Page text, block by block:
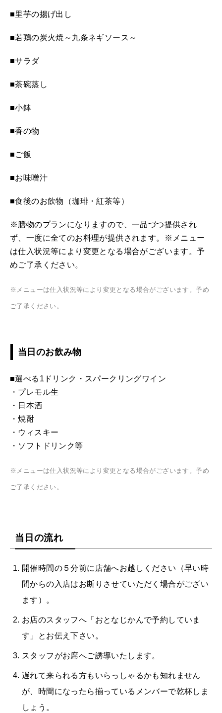
■里芋の揚げ出し
■若鶏の炭火焼～九条ネギソース～
■サラダ
■茶碗蒸し
■小鉢
■香の物
■ご飯
■お味噌汁
■食後のお飲物（珈琲・紅茶等）
※膳物のプランになりますので、一品づつ提供され
ず、一度に全てのお料理が提供されます。※メニュー
は仕入状況等により変更となる場合がございます。予
めご了承ください。
※メニューは仕入状況等により変更となる場合がございます。予め
ご了承ください。
当日のお飲み物
■選べる1ドリンク・スパークリングワイン
・プレモル生
・日本酒
・焼酎
・ウィスキー
・ソフトドリンク等
※メニューは仕入状況等により変更となる場合がございます。予め
ご了承ください。
当日の流れ
開催時間の５分前に店舗へお越しください（早い時
間からの入店はお断りさせていただく場合がござい
ます）。
お店のスタッフへ「おとなじかんで予約していま
す」とお伝え下さい。
スタッフがお席へご誘導いたします。
遅れて来られる方もいらっしゃるかも知れません
が、時間になったら揃っているメンバーで乾杯しま
しょう。